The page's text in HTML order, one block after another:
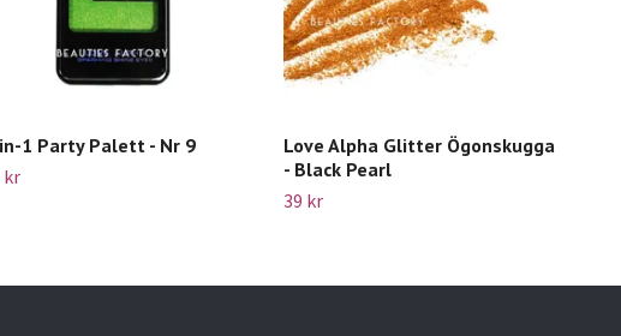
1 Party Palett - Nr 9
kr
Love Alpha Glitter Ögonskugga
- Black Pearl
39 kr